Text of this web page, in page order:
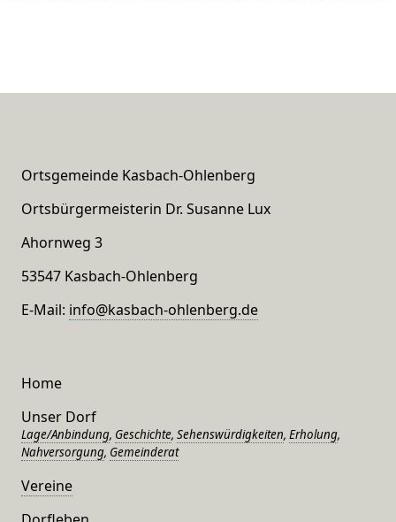
Ortsgemeinde Kasbach-Ohlenberg
Ortsbürgermeisterin Dr. Susanne Lux
Ahornweg 3
53547 Kasbach-Ohlenberg
E-Mail: info@kasbach-ohlenberg.de
Home
Unser Dorf
Lage/Anbindung, Geschichte, Sehenswürdigkeiten, Erholung,
Nahversorgung, Gemeinderat
Vereine